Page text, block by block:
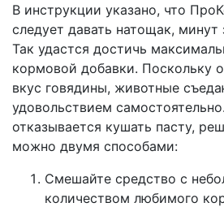
В инструкции указано, что
следует давать натощак,
Так удастся достичь
кормовой добавки. Поскольку
вкус говядины, животные
удовольствием
отказывается кушать пасту,
можно двумя способами:
Смешайте средство с
количеством любимого